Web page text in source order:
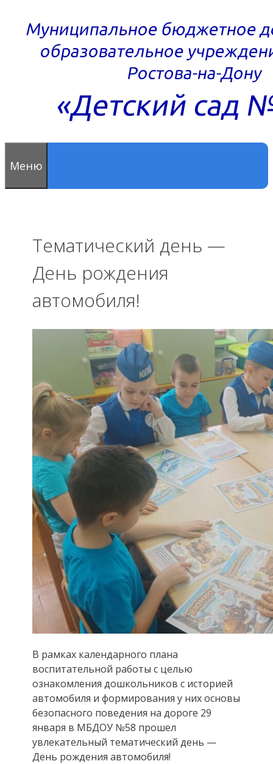
содержимому
Меню
Тематический день —
День рождения
автомобиля!
В рамках календарного плана
воспитательной работы с целью
ознакомления дошкольников с историей
автомобиля и формирования у них основы
безопасного поведения на дороге 29
января в МБДОУ №58 прошел
увлекательный тематический день —
День рождения автомобиля!